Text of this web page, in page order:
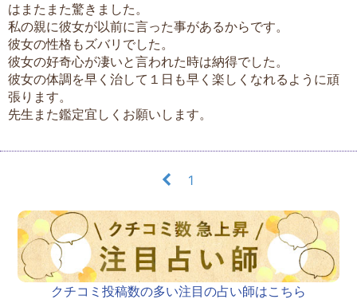
はまたまた驚きました。
私の親に彼女が以前に言った事があるからです。
彼女の性格もズバリでした。
彼女の好奇心が凄いと言われた時は納得でした。
彼女の体調を早く治して１日も早く楽しくなれるように頑
張ります。
先生また鑑定宜しくお願いします。
1
クチコミ投稿数の多い注目の占い師はこちら